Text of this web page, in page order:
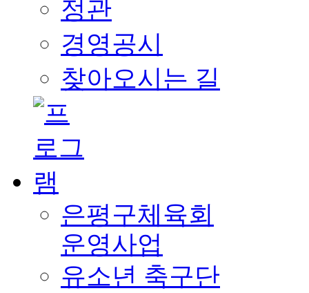
정관
경영공시
찾아오시는 길
은평구체육회
운영사업
유소년 축구단